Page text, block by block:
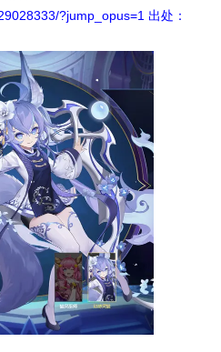
?jump_opus=1 出处：